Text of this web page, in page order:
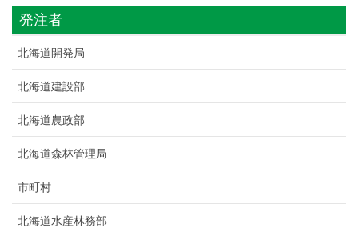
発注者
北海道開発局
北海道建設部
北海道農政部
北海道森林管理局
市町村
北海道水産林務部